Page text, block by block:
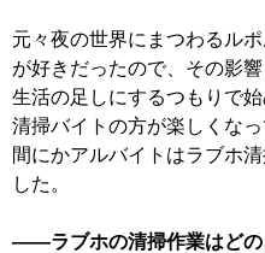
元々夜の世界にまつわるル
が好きだったので、その影響
生活の足しにするつもりで
清掃バイトの方が楽しくな
間にかアルバイトはラブホ
した。
——ラブホの清掃作業はどの